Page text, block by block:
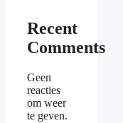
Recent
Comments
Geen
reacties
om weer
te geven.